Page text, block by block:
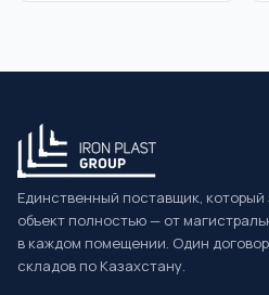
Единственный поставщик,
объект полностью — от
в каждом помещении. Один
складов по Казахстану.